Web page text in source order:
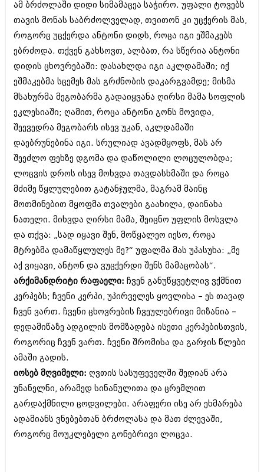
ისტორია
სხვადასხვა
ანონსი
არქივი
აგვისტო 2018 (162)
ივლისი 2018 (223)
ივნისი 2018 (244)
მაისი 2018 (211)
აპრილი 2018 (194)
მარტი 2018 (256)
თებერვალი 2018 (208)
იანვარი 2018 (215)
დეკემბერი 2017 (243)
ნოემბერი 2017 (212)
ოქტომბერი 2017 (231)
აგვისტო 2017 (212)
ივლისი 2017 (233)
ივნისი 2017 (265)
მაისი 2017 (216)
აპრილი 2017 (220)
მარტი 2017 (212)
თებერვალი 2017 (205)
იანვარი 2017 (246)
დეკემბერი 2016 (207)
ნოემბერი 2016 (207)
ოქტომბერი 2016 (257)
სექტემბერი 2016 (224)
ივლისი 2016 (211)
ივნისი 2016 (221)
მაისი 2016 (261)
ანონსი
არქივი
ნოემბერი 2020 (103)
სექტემბერი 2020 (204)
აგვისტო 2020 (249)
ივლისი 2020 (204)
ივნისი 2020 (249)
არქივის ზომის ნახვა
ამ ბრძოლაში დიდი სიმამაცეა საჭირო. უფალი ტოვებს
თავის მონას საბრძოლველად, თვითონ კი უცქერის მას,
როგორც უცქერდა ანტონი დიდს, როცა იგი ეშმაკებს
ებრძოდა. თქვენ გახსოვთ, ალბათ, რა სწერია ანტონი
დიდის ცხოვრებაში: დასახლდა იგი აკლდამაში; იქ
ეშმაკებმა სცემეს მას გრძნობის დაკარგვამდე; მისმა
მსახურმა მეგობარმა გადაიყვანა ღირსი მამა სოფლის
ეკლესიაში; ღამით, როცა ანტონი გონს მოვიდა,
შეევედრა მეგობარს ისევ უკან, აკლდამაში
დაებრუნებინა იგი. სრულიად ავადმყოფს, მას არ
შეეძლო ფეხზე დგომა და დაწოლილი ლოცულობდა;
ლოცვის დროს ისევ მოხვდა თავდასხმაში და როცა
მძიმე წყლულებით გატანჯულმა, მაგრამ მაინც
მოთმინებით მყოფმა თვალები გაახილა, დაინახა
ნათელი. მიხვდა ღირსი მამა, შეიცნო უფლის მოსვლა
და თქვა: „სად იყავი შენ, მოწყალეო იესო, როცა
მტრებმა დამაწყლულეს მე?“ უფალმა მას უპასუხა: „მე
აქ ვიყავი, ანტონ და ვუცქერდი შენს მამაცობას“.
არქიმანდრიტი რაფაელი: ჩვენ განუწყვეტლივ ვქმნით
კერპებს; ჩვენი კერპი, უპირველეს ყოვლისა – ეს თავად
ჩვენ ვართ. ჩვენი ცხოვრების ჩვეულებრივი მიზანია –
დედამიწაზე ადგილის მომზადება ისეთი კერპებისთვის,
როგორიც ჩვენ ვართ. ჩვენი შრომისა და გარჯის წლები
ამაში გადის.
იოსებ მღვიმელი: ღვთის სასუფეველში შედიან არა
უნანელნი, არამედ სინანულითა და ცრემლით
გარდაქმნილი ცოდვილები. არაფერი ისე არ ეხმარება
ადამიანს ვნებებთან ბრძოლასა და მათ ძლევაში,
როგორც მოუკლებელი გონებრივი ლოცვა.